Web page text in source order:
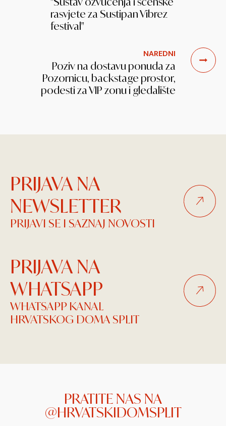
rasvjete za Sustipan Vibrez
festival"
NAREDNI
Poziv na dostavu ponuda za
Pozornicu, backstage prostor,
podesti za VIP zonu i gledalište
PRIJAVA NA
NEWSLETTER
PRIJAVI SE I SAZNAJ NOVOSTI
PRIJAVA NA
WHATSAPP
WHATSAPP KANAL
HRVATSKOG DOMA SPLIT
PRATITE NAS NA
@HRVATSKIDOMSPLIT